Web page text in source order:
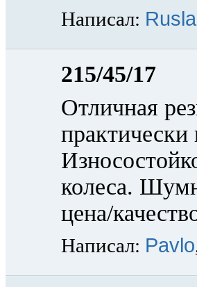
Написал:
215/45/17
Отличная
колеса.
цена/
Написал: Pavlo